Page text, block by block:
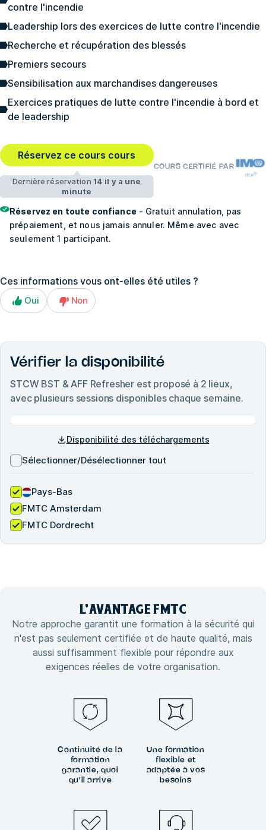
contre l'incendie
Leadership lors des exercices de lutte contre l'incendie
Recherche et récupération des blessés
Premiers secours
Sensibilisation aux marchandises dangereuses
Exercices pratiques de lutte contre l'incendie à bord et
de leadership
Réservez ce cours cours
Dernière réservation 14 il y a une
minute
COURS CERTIFIÉ PAR
Réservez en toute confiance- Gratuit annulation, pas
prépaiement, et nous jamais annuler. Même avec avec
seulement 1 participant.
Ces informations vous ont-elles été utiles ?
Oui Non
Vérifier la disponibilité
STCW BST & AFF Refresher est proposé à 2 lieux,
avec plusieurs sessions disponibles chaque semaine.
Disponibilité des téléchargements
Sélectionner/Désélectionner tout
Pays-Bas
FMTC Amsterdam
FMTC Dordrecht
L'AVANTAGE FMTC
Notre approche garantit une formation à la sécurité qui
n'est pas seulement certifiée et de haute qualité, mais
aussi suffisamment flexible pour répondre aux
exigences réelles de votre organisation.
Continuité de la
formation
garantie, quoi
qu'il arrive
Une formation
flexible et
adaptée à vos
besoins